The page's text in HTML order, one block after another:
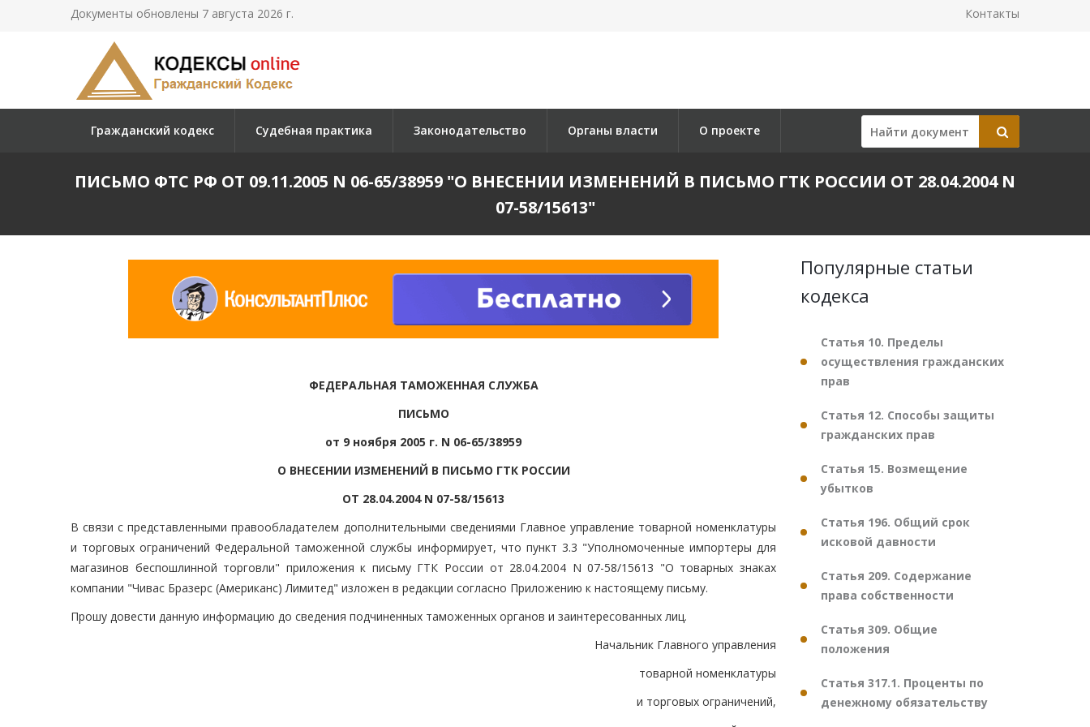
Документы обновлены 7 августа 2026 г. Контакты
Гражданский кодекс Судебная практика Законодательство Органы власти О проекте
ПИСЬМО ФТС РФ ОТ 09.11.2005 N 06-65/38959 "О ВНЕСЕНИИ ИЗМЕНЕНИЙ В ПИСЬМО ГТК РОССИИ ОТ 28.04.2004 N
07-58/15613"
ФЕДЕРАЛЬНАЯ ТАМОЖЕННАЯ СЛУЖБА
ПИСЬМО
от 9 ноября 2005 г. N 06-65/38959
О ВНЕСЕНИИ ИЗМЕНЕНИЙ В ПИСЬМО ГТК РОССИИ
ОТ 28.04.2004 N 07-58/15613
В связи с представленными правообладателем дополнительными сведениями Главное управление товарной номенклатуры
и торговых ограничений Федеральной таможенной службы информирует, что пункт 3.3 "Уполномоченные импортеры для
магазинов беспошлинной торговли" приложения к письму ГТК России от 28.04.2004 N 07-58/15613 "О товарных знаках
компании "Чивас Бразерс (Американс) Лимитед" изложен в редакции согласно Приложению к настоящему письму.
Прошу довести данную информацию до сведения подчиненных таможенных органов и заинтересованных лиц.
Начальник Главного управления
товарной номенклатуры
и торговых ограничений,
Популярные статьи
кодекса
Статья 10. Пределы
осуществления гражданских
прав
Статья 12. Способы защиты
гражданских прав
Статья 15. Возмещение
убытков
Статья 196. Общий срок
исковой давности
Статья 209. Содержание
права собственности
Статья 309. Общие
положения
Статья 317.1. Проценты по
денежному обязательству